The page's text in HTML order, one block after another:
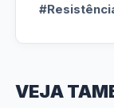
VEJA